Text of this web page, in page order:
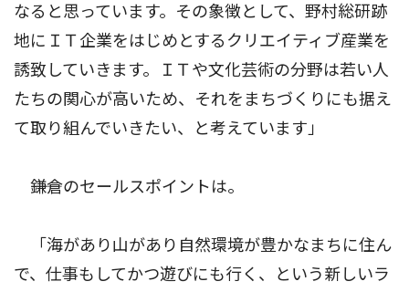
なると思っています。その象徴として、野村総研跡
地にＩＴ企業をはじめとするクリエイティブ産業を
誘致していきます。ＩＴや文化芸術の分野は若い人
たちの関心が高いため、それをまちづくりにも据え
て取り組んでいきたい、と考えています」
――鎌倉のセールスポイントは。
「海があり山があり自然環境が豊かなまちに住ん
で、仕事もしてかつ遊びにも行く、という新しいラ